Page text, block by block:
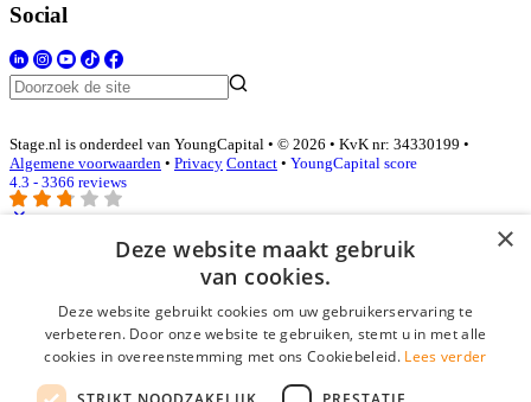
Social
Stage.nl is onderdeel van YoungCapital • © 2026 • KvK nr: 34330199 •
Algemene voorwaarden • Privacy Contact • YoungCapital score
4.3 - 3366 reviews
Inloggen als bedrijf
E-mail*
Wachtwoord
×
Deze website maakt gebruik
van cookies.
Deze website gebruikt cookies om uw gebruikerservaring te
verbeteren. Door onze website te gebruiken, stemt u in met alle
cookies in overeenstemming met ons Cookiebeleid. Lees verder